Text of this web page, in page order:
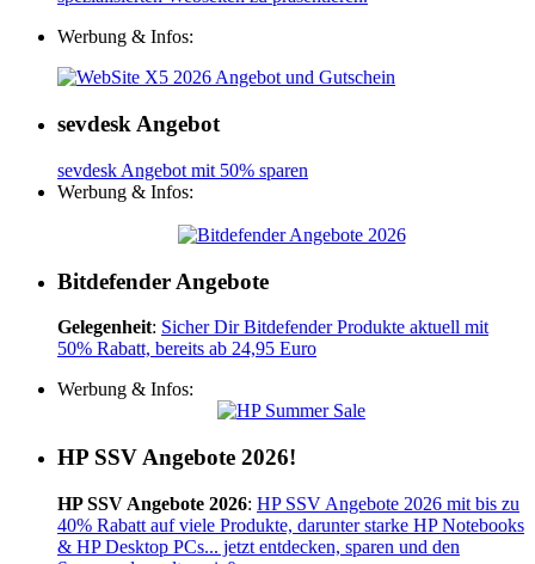
Werbung & Infos:
sevdesk Angebot
sevdesk Angebot mit 50% sparen
Werbung & Infos:
Bitdefender Angebote
Gelegenheit: Sicher Dir Bitdefender Produkte aktuell mit
50% Rabatt, bereits ab 24,95 Euro
Werbung & Infos:
HP SSV Angebote 2026!
HP SSV Angebote 2026: HP SSV Angebote 2026 mit bis zu
40% Rabatt auf viele Produkte, darunter starke HP Notebooks
& HP Desktop PCs... jetzt entdecken, sparen und den